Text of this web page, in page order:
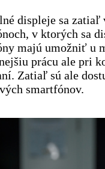
displeje sa zatiaľ
v ktorých sa
majú umožniť u
prácu ale pri
Zatiaľ sú ale
smartfónov.